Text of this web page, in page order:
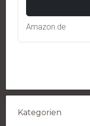
Amazon.de
Kategorien